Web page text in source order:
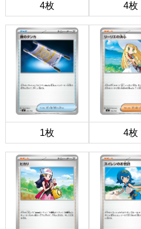
4枚 4枚
1枚 4枚